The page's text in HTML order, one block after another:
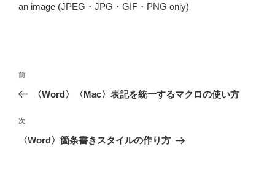
an image (JPEG・JPG・GIF・PNG only)
投
ナ
ビ
ゲ
前
の
稿
前
〈Word〉〈Mac〉表記を統一するマクロの使い方
次
の
次
〈Word〉箇条書きスタイルの作り方